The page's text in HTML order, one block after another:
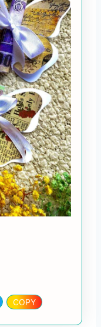
COPY